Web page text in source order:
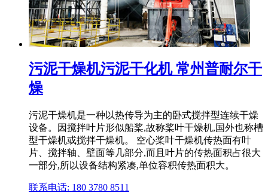
污泥干燥机污泥干化机 常州普耐尔干
燥
污泥干燥机是一种以热传导为主的卧式搅拌型连续干燥
设备。因搅拌叶片形似船桨,故称桨叶干燥机,国外也称槽
型干燥机或搅拌干燥机。 空心桨叶干燥机传热面有叶
片、搅拌轴、壁面等几部分,而且叶片的传热面积占很大
一部分,所以设备结构紧凑,单位容积传热面积大。
联系电话: 180 3780 8511